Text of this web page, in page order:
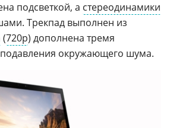
подсветкой, а стереодинамики
Трекпад выполнен из
(720p) дополнена тремя
окружающего шума.